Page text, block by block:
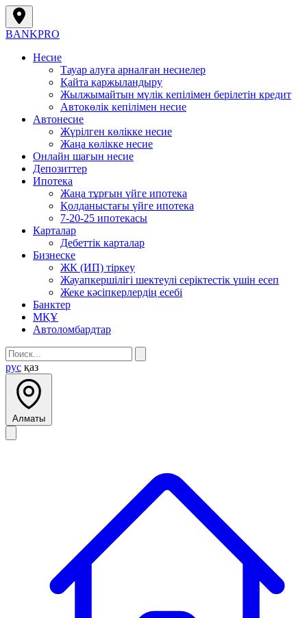
BANKPRO
Несие
Тауар алуға арналған несиелер
Қайта қаржыландыру
Жылжымайтын мүлік кепілімен берілетін кредит
Автокөлік кепілімен несие
Автонесие
Жүрілген көлікке несие
Жаңа көлікке несие
Онлайн шағын несие
Депозиттер
Ипотека
Жаңа тұрғын үйге ипотека
Қолданыстағы үйге ипотека
7-20-25 ипотекасы
Карталар
Дебеттік карталар
Бизнеске
ЖК (ИП) тіркеу
Жауапкершілігі шектеулі серіктестік үшін есеп
Жеке кәсіпкерлердің есебі
Банктер
МҚҰ
Автоломбардтар
рус қаз
Алматы